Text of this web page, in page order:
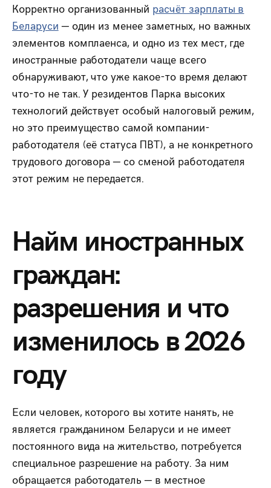
Корректно организованный расчёт зарплаты в
Беларуси — один из менее заметных, но важных
элементов комплаенса, и одно из тех мест, где
иностранные работодатели чаще всего
обнаруживают, что уже какое-то время делают
что-то не так. У резидентов Парка высоких
технологий действует особый налоговый режим,
но это преимущество самой компании-
работодателя (её статуса ПВТ), а не конкретного
трудового договора — со сменой работодателя
этот режим не передается.
Найм иностранных
граждан:
разрешения и что
изменилось в 2026
году
Если человек, которого вы хотите нанять, не
является гражданином Беларуси и не имеет
постоянного вида на жительство, потребуется
специальное разрешение на работу. За ним
обращается работодатель — в местное